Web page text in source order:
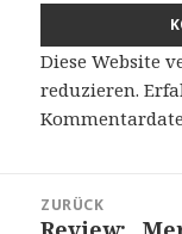
Diese Website
reduzieren.
ZURÜCK